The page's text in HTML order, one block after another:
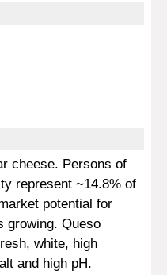
cheese. Persons of
represent ~14.8% of
potential for
growing. Queso
white, high
and high pH.